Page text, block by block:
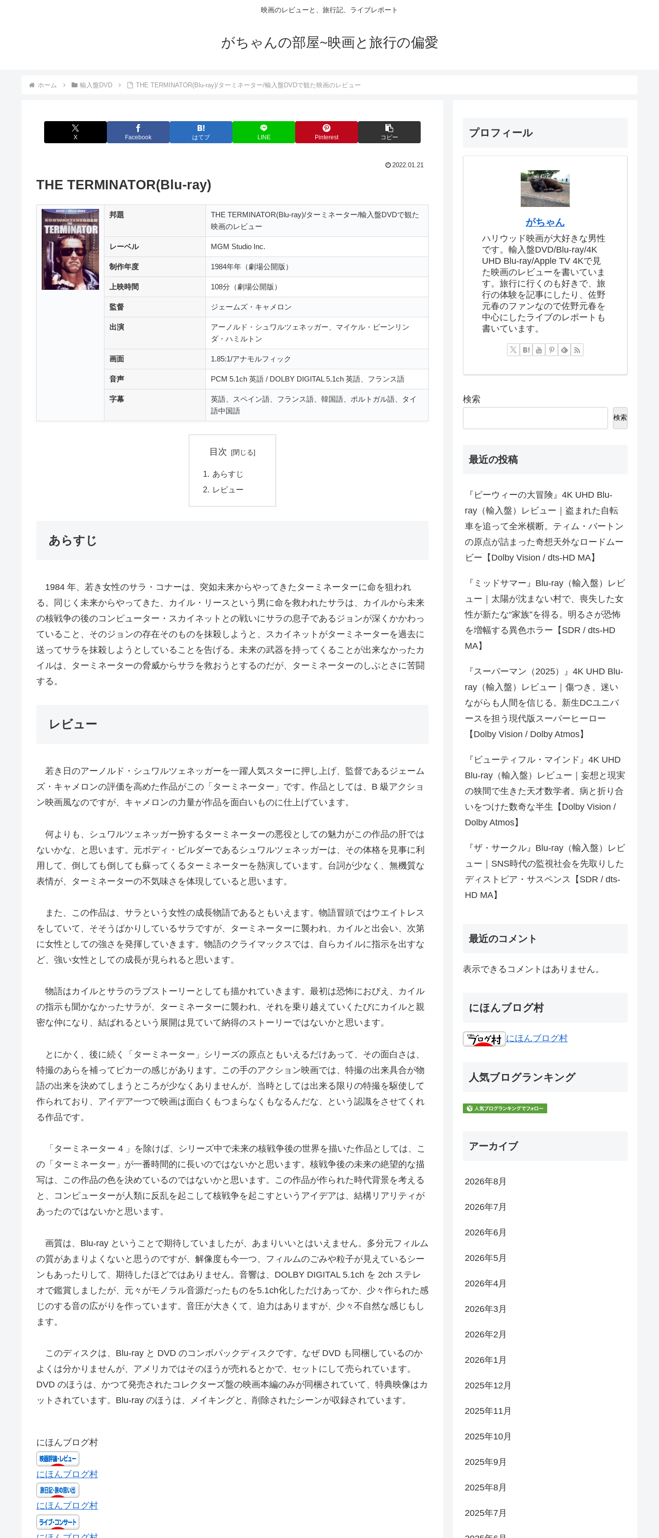
映画のレビューと、旅行記、ライブレポート
がちゃんの部屋~映画と旅行の偏愛
ホーム 輸入盤DVD THE TERMINATOR(Blu-ray)/ターミネーター/輸入盤DVDで観た映画のレビュー
X Facebook はてブ LINE Pinterest コピー
2022.01.21
THE TERMINATOR(Blu-ray)
邦題
THE TERMINATOR(Blu-ray)/ターミネーター/輸入盤DVDで観た
映画のレビュー
レーベル MGM Studio Inc.
制作年度 1984年年（劇場公開版）
上映時間 108分（劇場公開版）
監督 ジェームズ・キャメロン
出演
アーノルド・シュワルツェネッガー、マイケル・ビーンリン
ダ・ハミルトン
画面 1.85:1/アナモルフィック
音声 PCM 5.1ch 英語 / DOLBY DIGITAL 5.1ch 英語、フランス語
字幕
英語、スペイン語、フランス語、韓国語、ポルトガル語、タイ
語中国語
目次
あらすじ
レビュー
あらすじ
1984 年、若き女性のサラ・コナーは、突如未来からやってきたターミネーターに命を狙われ
る。同じく未来からやってきた、カイル・リースという男に命を救われたサラは、カイルから未来
の核戦争の後のコンピューター・スカイネットとの戦いにサラの息子であるジョンが深くかかわっ
ていること、そのジョンの存在そのものを抹殺しようと、スカイネットがターミネーターを過去に
送ってサラを抹殺しようとしていることを告げる。未来の武器を持ってくることが出来なかったカ
イルは、ターミネーターの脅威からサラを救おうとするのだが、ターミネーターのしぶとさに苦闘
する。
レビュー
若き日のアーノルド・シュワルツェネッガーを一躍人気スターに押し上げ、監督であるジェーム
ズ・キャメロンの評価を高めた作品がこの「ターミネーター」です。作品としては、B 級アクショ
ン映画風なのですが、キャメロンの力量が作品を面白いものに仕上げています。
何よりも、シュワルツェネッガー扮するターミネーターの悪役としての魅力がこの作品の肝では
ないかな、と思います。元ボディ・ビルダーであるシュワルツェネッガーは、その体格を見事に利
用して、倒しても倒しても蘇ってくるターミネーターを熱演しています。台詞が少なく、無機質な
表情が、ターミネーターの不気味さを体現していると思います。
また、この作品は、サラという女性の成長物語であるともいえます。物語冒頭ではウエイトレス
をしていて、そそうばかりしているサラですが、ターミネーターに襲われ、カイルと出会い、次第
に女性としての強さを発揮していきます。物語のクライマックスでは、自らカイルに指示を出すな
ど、強い女性としての成長が見られると思います。
物語はカイルとサラのラブストーリーとしても描かれていきます。最初は恐怖におびえ、カイル
の指示も聞かなかったサラが、ターミネーターに襲われ、それを乗り越えていくたびにカイルと親
密な仲になり、結ばれるという展開は見ていて納得のストーリーではないかと思います。
とにかく、後に続く「ターミネーター」シリーズの原点ともいえるだけあって、その面白さは、
特撮のあらを補ってピカ一の感じがあります。この手のアクション映画では、特撮の出来具合が物
語の出来を決めてしまうところが少なくありませんが、当時としては出来る限りの特撮を駆使して
作られており、アイデア一つで映画は面白くもつまらなくもなるんだな、という認識をさせてくれ
る作品です。
「ターミネーター 4 」を除けば、シリーズ中で未来の核戦争後の世界を描いた作品としては、こ
の「ターミネーター」が一番時間的に長いのではないかと思います。核戦争後の未来の絶望的な描
写は、この作品の色を決めているのではないかと思います。この作品が作られた時代背景を考える
と、コンピューターが人類に反乱を起こして核戦争を起こすというアイデアは、結構リアリティが
あったのではないかと思います。
画質は、Blu-ray ということで期待していましたが、あまりいいとはいえません。多分元フィルム
の質があまりよくないと思うのですが、解像度も今一つ、フィルムのごみや粒子が見えているシー
ンもあったりして、期待したほどではありません。音響は、DOLBY DIGITAL 5.1ch を 2ch ステレ
オで鑑賞しましたが、元々がモノラル音源だったものを5.1ch化しただけあってか、少々作られた感
じのする音の広がりを作っています。音圧が大きくて、迫力はありますが、少々不自然な感じもし
ます。
このディスクは、Blu-ray と DVD のコンボパックディスクです。なぜ DVD も同梱しているのか
よくは分かりませんが、アメリカではそのほうが売れるとかで、セットにして売られています。
DVD のほうは、かつて発売されたコレクターズ盤の映画本編のみが同梱されていて、特典映像はカ
ットされています。Blu-ray のほうは、メイキングと、削除されたシーンが収録されています。
にほんブログ村
にほんブログ村
にほんブログ村
プロフィール
がちゃん
ハリウッド映画が大好きな男性
です。輸入盤DVD/Blu-ray/4K
UHD Blu-ray/Apple TV 4Kで見
た映画のレビューを書いていま
す。旅行に行くのも好きで、旅
行の体験を記事にしたり、佐野
元春のファンなので佐野元春を
中心にしたライブのレポートも
書いています。
検索
検索
最近の投稿
『ピーウィーの大冒険』4K UHD Blu-
ray（輸入盤）レビュー｜盗まれた自転
車を追って全米横断。ティム・バートン
の原点が詰まった奇想天外なロードムー
ビー【Dolby Vision / dts-HD MA】
『ミッドサマー』Blu-ray（輸入盤）レビ
ュー｜太陽が沈まない村で、喪失した女
性が新たな“家族”を得る。明るさが恐怖
を増幅する異色ホラー【SDR / dts-HD
MA】
『スーパーマン（2025）』4K UHD Blu-
ray（輸入盤）レビュー｜傷つき、迷い
ながらも人間を信じる。新生DCユニバ
ースを担う現代版スーパーヒーロー
【Dolby Vision / Dolby Atmos】
『ビューティフル・マインド』4K UHD
Blu-ray（輸入盤）レビュー｜妄想と現実
の狭間で生きた天才数学者。病と折り合
いをつけた数奇な半生【Dolby Vision /
Dolby Atmos】
『ザ・サークル』Blu-ray（輸入盤）レビ
ュー｜SNS時代の監視社会を先取りした
ディストピア・サスペンス【SDR / dts-
HD MA】
最近のコメント
表示できるコメントはありません。
にほんブログ村
にほんブログ村
人気ブログランキング
アーカイブ
2026年8月
2026年7月
2026年6月
2026年5月
2026年4月
2026年3月
2026年2月
2026年1月
2025年12月
2025年11月
2025年10月
2025年9月
2025年8月
2025年7月